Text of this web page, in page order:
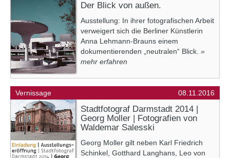
Der Blick von außen.
Ausstellung: In ihrer fotografischen Arbeit
verweigert sich die Berliner Künstlerin
Anna Lehmann-Brauns einem
dokumentierenden „neutralen“ Blick. »
mehr erfahren
Vernissage 08.11.2016
Stadtfotograf Darmstadt 2014 |
Georg Moller | Fotografien von
Waldemar Salesski
Georg Moller gilt neben Karl Friedrich
Schinkel, Gotthard Langhans, Leo von